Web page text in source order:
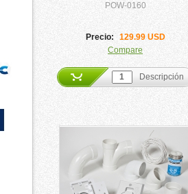
POW-0160
Precio:
129.99 USD
Compare
Descripción